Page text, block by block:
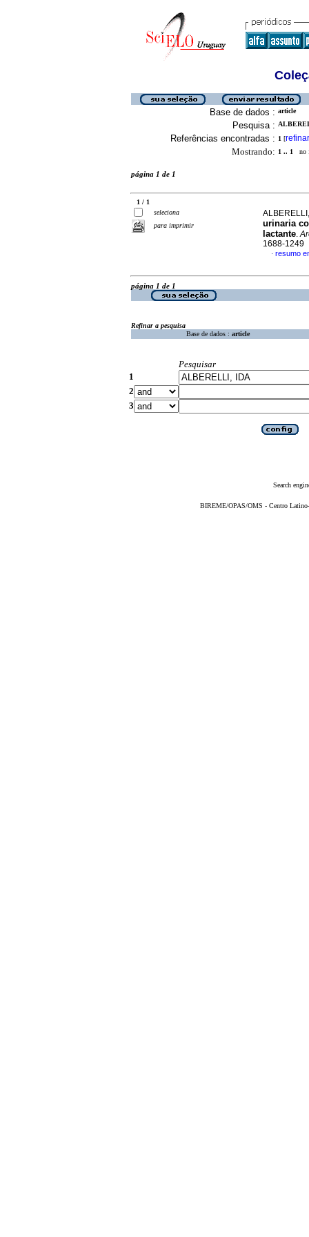
Base de dados : article
Pesquisa :
Referências encontradas : 1 [refinar
Mostrando: 1 .. 1 no
página 1 de 1
1 / 1
seleciona
para imprimir
urinaria
lactante.
1688-1249
· resumo
página 1 de 1
Refinar a pesquisa
Base de dados : article
Pesquisar
1
2
3
Search
BIREME/OPAS/OMS - Centro Latino-